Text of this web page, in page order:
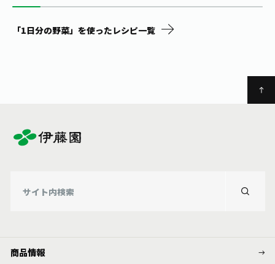
「1日分の野菜」を使ったレシピ一覧
商品情報